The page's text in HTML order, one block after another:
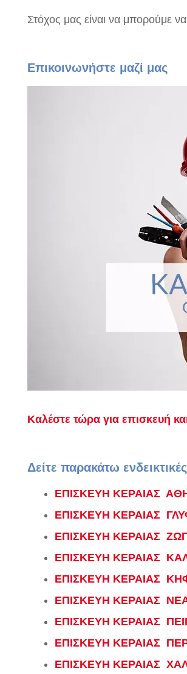
Στόχος μας είναι να μπορούμε
Επικοινωνήστε μαζί μας
Καλέστε τώρα για επισκευή
Δείτε παρακάτω
ΕΠΙΣΚΕΥΗ ΚΕΡΑΙΑΣ
ΕΠΙΣΚΕΥΗ ΚΕΡΑΙΑΣ
ΕΠΙΣΚΕΥΗ ΚΕΡΑΙΑΣ
ΕΠΙΣΚΕΥΗ ΚΕΡΑΙΑΣ
ΕΠΙΣΚΕΥΗ ΚΕΡΑΙΑΣ
ΕΠΙΣΚΕΥΗ ΚΕΡΑΙΑΣ
ΕΠΙΣΚΕΥΗ ΚΕΡΑΙΑΣ
ΕΠΙΣΚΕΥΗ ΚΕΡΑΙΑΣ
ΕΠΙΣΚΕΥΗ ΚΕΡΑΙΑΣ